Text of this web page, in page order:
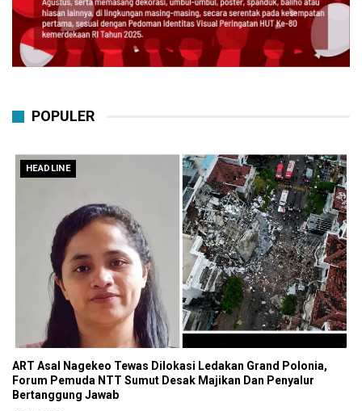
POPULER
HEADLINE
ART Asal Nagekeo Tewas Dilokasi Ledakan Grand Polonia,
Forum Pemuda NTT Sumut Desak Majikan Dan Penyalur
Bertanggung Jawab